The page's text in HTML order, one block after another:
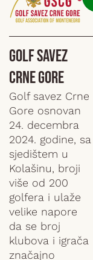
Golf Savez
Crne Gore
Golf savez Crne
Gore osnovan
24. decembra
2024. godine, sa
sjedištem u
Kolašinu, broji
više od 200
golfera i ulaže
velike napore
da se broj
klubova i igrača
značajno